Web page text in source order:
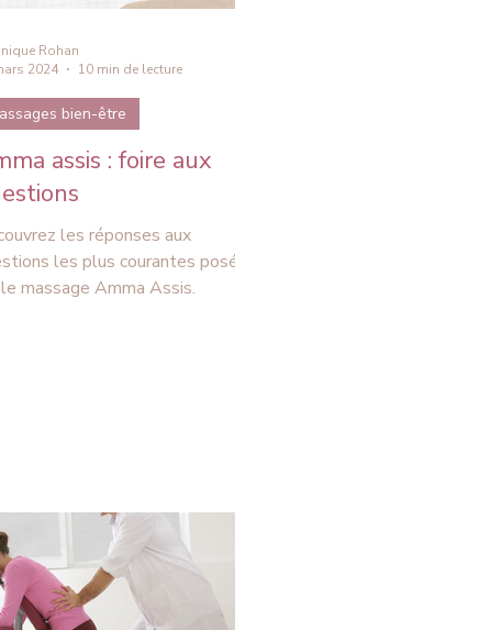
assis : foire aux
les réponses aux
les plus courantes posées
massage Amma Assis.
bien-être
Rohan
2024
10 min de lecture